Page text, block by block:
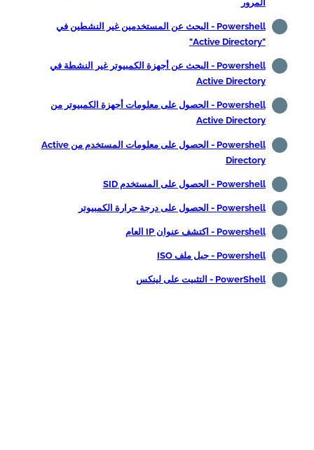
Powershell - البحث عن المستخدمين غير النشطين في
Powershell - البحث عن أجهزة الكمبيوتر غير النشطة في
Active Directory
Powershell - الحصول على معلومات أجهزة الكمبيوتر من
Active Directory
Powershell - الحصول على معلومات المستخدم من Active
Directory
Powershell - الحصول على المستخدم SID
Powershell - الحصول على درجة حرارة الكمبيوتر
Powershell - اكتشف عنوان IP العام
Powershell - جبل ملف ISO
PowerShell - التثبيت على لينكس